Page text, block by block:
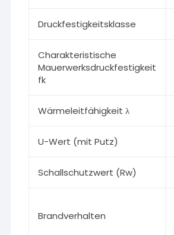
Druckfestigkeitsklasse
Charakteristische
Mauerwerksdruckfestigkeit
fk
Wärmeleitfähigkeit λ
U-Wert (mit Putz)
Schallschutzwert (Rw)
Brandverhalten